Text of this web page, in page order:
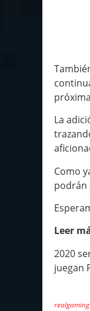
La
Como
podrán
Leer
2020
juegan